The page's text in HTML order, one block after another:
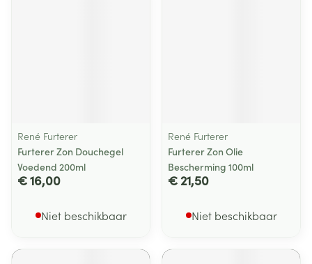
René Furterer
Furterer Zon Douchegel
Voedend 200ml
€ 16,00
Niet beschikbaar
René Furterer
Furterer Zon Olie
Bescherming 100ml
€ 21,50
Niet beschikbaar